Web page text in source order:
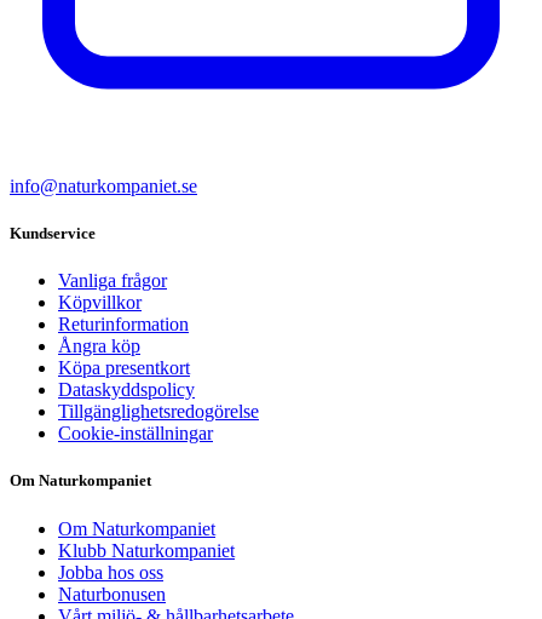
info@naturkompaniet.se
Kundservice
Vanliga frågor
Köpvillkor
Returinformation
Ångra köp
Köpa presentkort
Dataskyddspolicy
Tillgänglighetsredogörelse
Cookie-inställningar
Om Naturkompaniet
Om Naturkompaniet
Klubb Naturkompaniet
Jobba hos oss
Naturbonusen